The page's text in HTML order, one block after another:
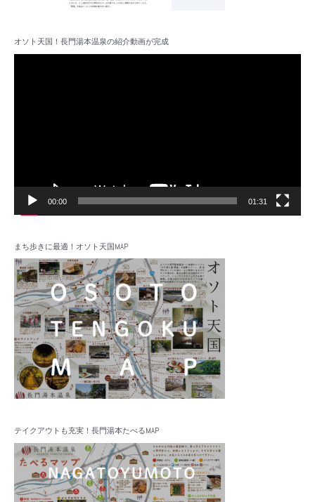
オソト天国！長門湯本温泉の紹介動画が完成
00:00 01:31
まち歩きに最適！オソト天国MAP
テイクアウトも充実！長門湯本たべるMAP